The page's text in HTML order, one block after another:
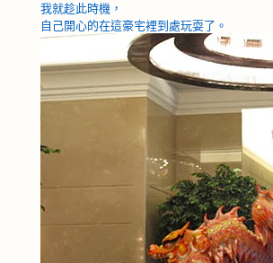
我就趁此時機，
自己開心的在這豪宅裡到處玩耍了。